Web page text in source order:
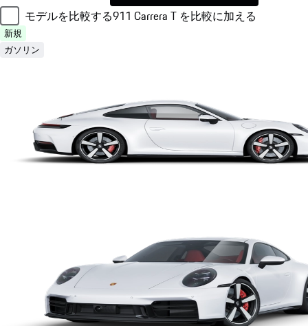
モデルを比較する911 Carrera T を比較に加える
新規
ガソリン